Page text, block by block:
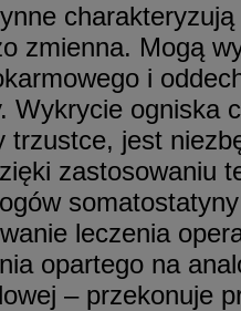
zmienna. Mogą
i
Wykrycie ogniska
trzustce, jest
zastosowaniu
leczenia
opartego na
– przekonuje